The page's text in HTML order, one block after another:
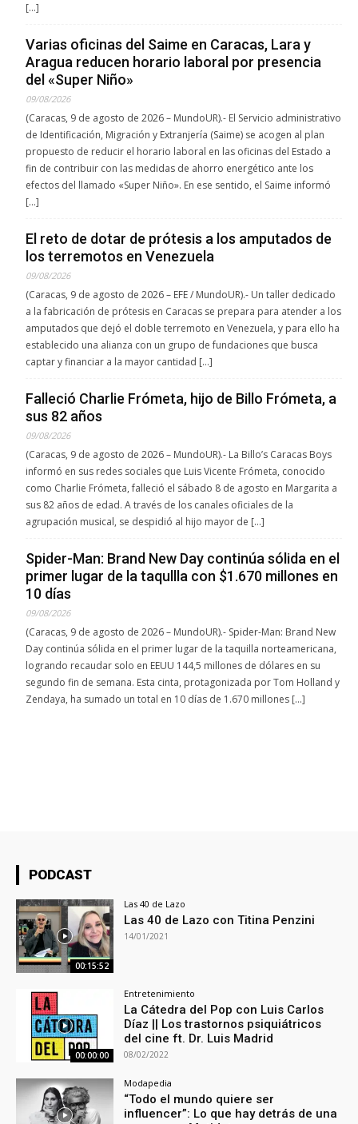
[…]
Varias oficinas del Saime en Caracas, Lara y
Aragua reducen horario laboral por presencia
del «Super Niño»
09/08/2026
(Caracas, 9 de agosto de 2026 – MundoUR).- El Servicio administrativo
de Identificación, Migración y Extranjería (Saime) se acogen al plan
propuesto de reducir el horario laboral en las oficinas del Estado a
fin de contribuir con las medidas de ahorro energético ante los
efectos del llamado «Super Niño». En ese sentido, el Saime informó
[…]
El reto de dotar de prótesis a los amputados de
los terremotos en Venezuela
09/08/2026
(Caracas, 9 de agosto de 2026 – EFE / MundoUR).- Un taller dedicado
a la fabricación de prótesis en Caracas se prepara para atender a los
amputados que dejó el doble terremoto en Venezuela, y para ello ha
establecido una alianza con un grupo de fundaciones que busca
captar y financiar a la mayor cantidad […]
Falleció Charlie Frómeta, hijo de Billo Frómeta, a
sus 82 años
09/08/2026
(Caracas, 9 de agosto de 2026 – MundoUR).- La Billo’s Caracas Boys
informó en sus redes sociales que Luis Vicente Frómeta, conocido
como Charlie Frómeta, falleció el sábado 8 de agosto en Margarita a
sus 82 años de edad. A través de los canales oficiales de la
agrupación musical, se despidió al hijo mayor de […]
Spider-Man: Brand New Day continúa sólida en el
primer lugar de la taqullla con $1.670 millones en
10 días
09/08/2026
(Caracas, 9 de agosto de 2026 – MundoUR).- Spider-Man: Brand New
Day continúa sólida en el primer lugar de la taquilla norteamericana,
logrando recaudar solo en EEUU 144,5 millones de dólares en su
segundo fin de semana. Esta cinta, protagonizada por Tom Holland y
Zendaya, ha sumado un total en 10 días de 1.670 millones […]
PODCAST
00:15:52
Las 40 de Lazo
Las 40 de Lazo con Titina Penzini
14/01/2021
00:00:00
Entretenimiento
La Cátedra del Pop con Luis Carlos
Díaz || Los trastornos psiquiátricos
del cine ft. Dr. Luis Madrid
08/02/2022
Modapedia
“Todo el mundo quiere ser
influencer”: Lo que hay detrás de una